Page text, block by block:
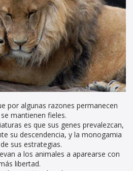
por algunas razones permanecen
mantienen fieles.
es que sus genes prevalezcan,
su descendencia, y la monogamia
sus estrategias.
a los animales a aparearse con
libertad.